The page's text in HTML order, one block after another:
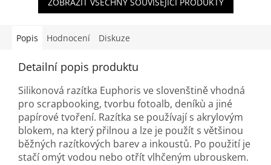
Popis Hodnocení Diskuze
Detailní popis produktu
Silikonová razítka Euphoris ve slovenštině vhodná
pro scrapbooking, tvorbu fotoalb, deníkù a jiné
papírové tvoření. Razítka se používají s akrylovým
blokem, na který přilnou a lze je použít s většinou
běžných razítkových barev a inkoustů. Po použití je
stačí omýt vodou nebo otřít vlhčeným ubrouskem.